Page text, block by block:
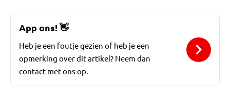
App ons!👋
Heb je een foutje gezien of heb je een
opmerking over dit artikel? Neem dan
contact met ons op.